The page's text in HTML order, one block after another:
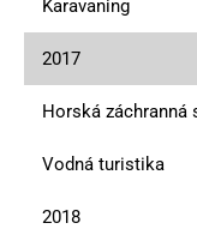
Karavaning
2017
Horská záchranná
Vodná turistika
2018